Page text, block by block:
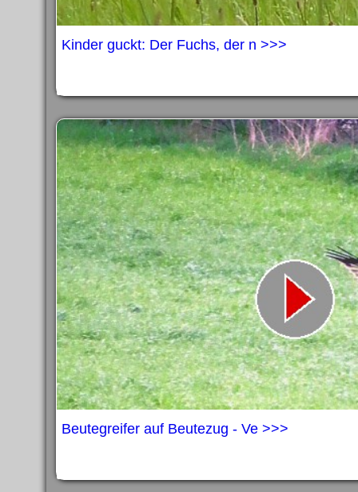
Kinder guckt: Der Fuchs, der n >>>
Beutegreifer auf Beutezug - Ve >>>